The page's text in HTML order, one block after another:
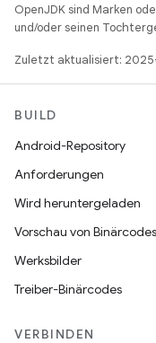
OpenJDK sind Marken
und/oder seinen
Zuletzt aktualisiert:
BUILD
Android-Repository
Anforderungen
Wird heruntergeladen
Vorschau von
Werksbilder
Treiber-Binärcodes
VERBINDEN